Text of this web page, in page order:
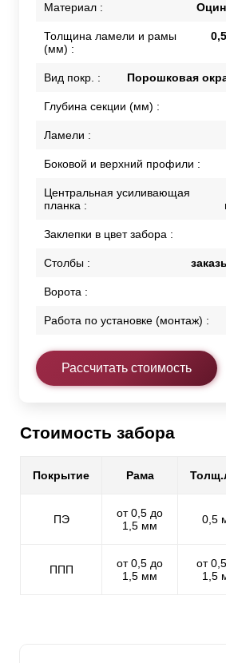
Материал :
Толщина ламели и рамы
(мм) :
Вид покр. : Порошковая
Глубина секции (мм) :
Ламели :
Боковой и верхний профили :
Центральная усиливающая
планка :
Заклепки в цвет забора :
Столбы :
Ворота :
Работа по установке (монтаж) :
Рассчитать стоимость
Стоимость забора
Покрытие Рама
ПЭ
от 0,5 до
1,5 мм
0,5
ППП
от 0,5 до
1,5 мм
от
1,5